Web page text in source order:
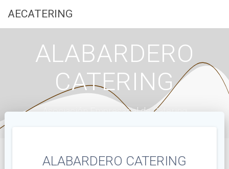
AECATERING
ALABARDERO
CATERING
Asociación Empresarial de Catering
ALABARDERO CATERING